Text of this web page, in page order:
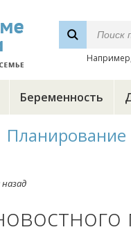
Например,
Беременность
Планирование